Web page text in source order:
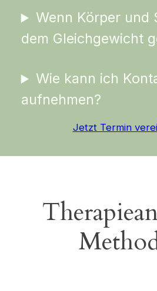
Wenn Körper und
dem Gleichgewicht
Wie kann ich
aufnehmen?
Jetzt Termin